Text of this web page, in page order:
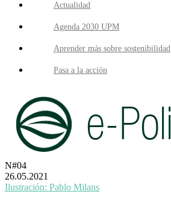
Actualidad
Agenda 2030 UPM
Aprender más sobre sostenibilidad
Pasa a la acción
N#04
26.05.2021
Ilustración: Pablo Milans